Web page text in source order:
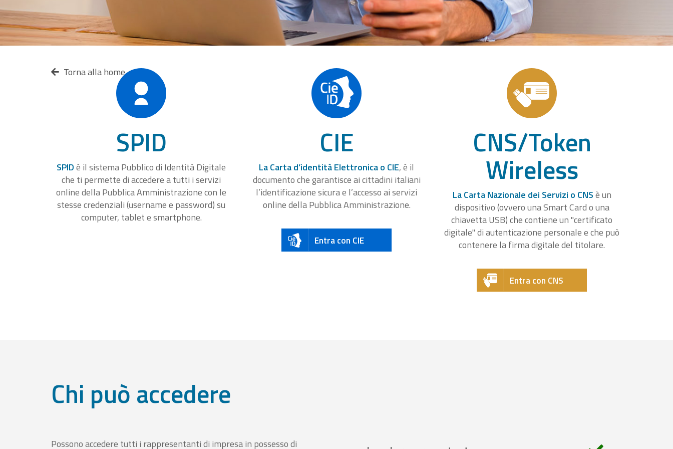
Torna alla home
SPID
SPIDè il sistema Pubblico di Identità Digitale
che ti permette di accedere a tutti i servizi
online della Pubblica Amministrazione con le
stesse credenziali (username e password) su
computer, tablet e smartphone.
CIE
La Carta d’identità Elettronica o CIE, è il
documento che garantisce ai cittadini italiani
l’identificazione sicura e l’accesso ai servizi
online della Pubblica Amministrazione.
Entra con CIE
CNS/Token
Wireless
La Carta Nazionale dei Servizi o CNSè un
dispositivo (ovvero una Smart Card o una
chiavetta USB) che contiene un "certificato
digitale" di autenticazione personale e che può
contenere la firma digitale del titolare.
Entra con CNS
Chi può accedere
Possono accedere tutti i rappresentanti di impresa in possesso di